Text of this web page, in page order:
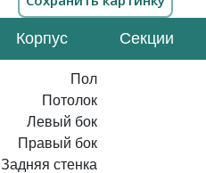
Корпус Секции
Пол
Потолок
Левый бок
Правый бок
Задняя стенка